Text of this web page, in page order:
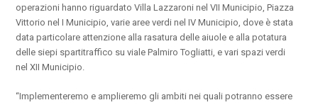
operazioni hanno riguardato Villa Lazzaroni nel VII Municipio, Piazza
Vittorio nel I Municipio, varie aree verdi nel IV Municipio, dove è stata
data particolare attenzione alla rasatura delle aiuole e alla potatura
delle siepi spartitraffico su viale Palmiro Togliatti, e vari spazi verdi
nel XII Municipio.
“Implementeremo e amplieremo gli ambiti nei quali potranno essere